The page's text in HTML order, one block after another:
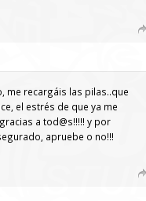
me recargáis las pilas..que
el estrés de que ya me
a tod@s!!!!! y por
apruebe o no!!!